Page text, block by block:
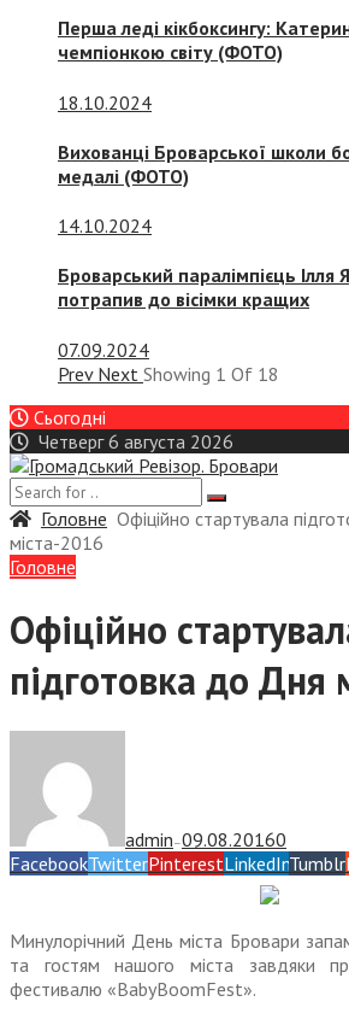
Перша леді кікбоксингу:
чемпіонкою світу (ФОТО)
18.10.2024
Вихованці Броварської школи
медалі (ФОТО)
14.10.2024
Броварський паралімпієць Ілля
потрапив до вісімки кращих
07.09.2024
Prev Next Showing 1 Of 18
Сьогодні
Четверг 6 августа 2026
Головне Офіційно стартувала
міста-2016
Головне
Офіційно
підготовка до Дня
admin —09.08.20160
FacebookTwitterPinterestLinkedInTumblr
Минулорічний День міста Бровари
та гостям нашого міста завдяки
фестивалю «BabyBoomFest».